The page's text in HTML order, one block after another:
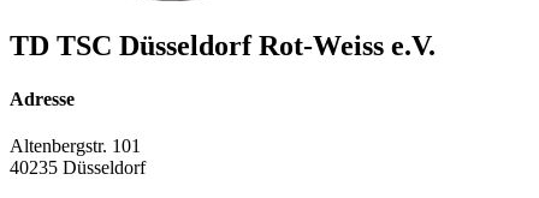
TD TSC Düsseldorf Rot-Weiss e.V.
Adresse
Altenbergstr. 101
40235 Düsseldorf